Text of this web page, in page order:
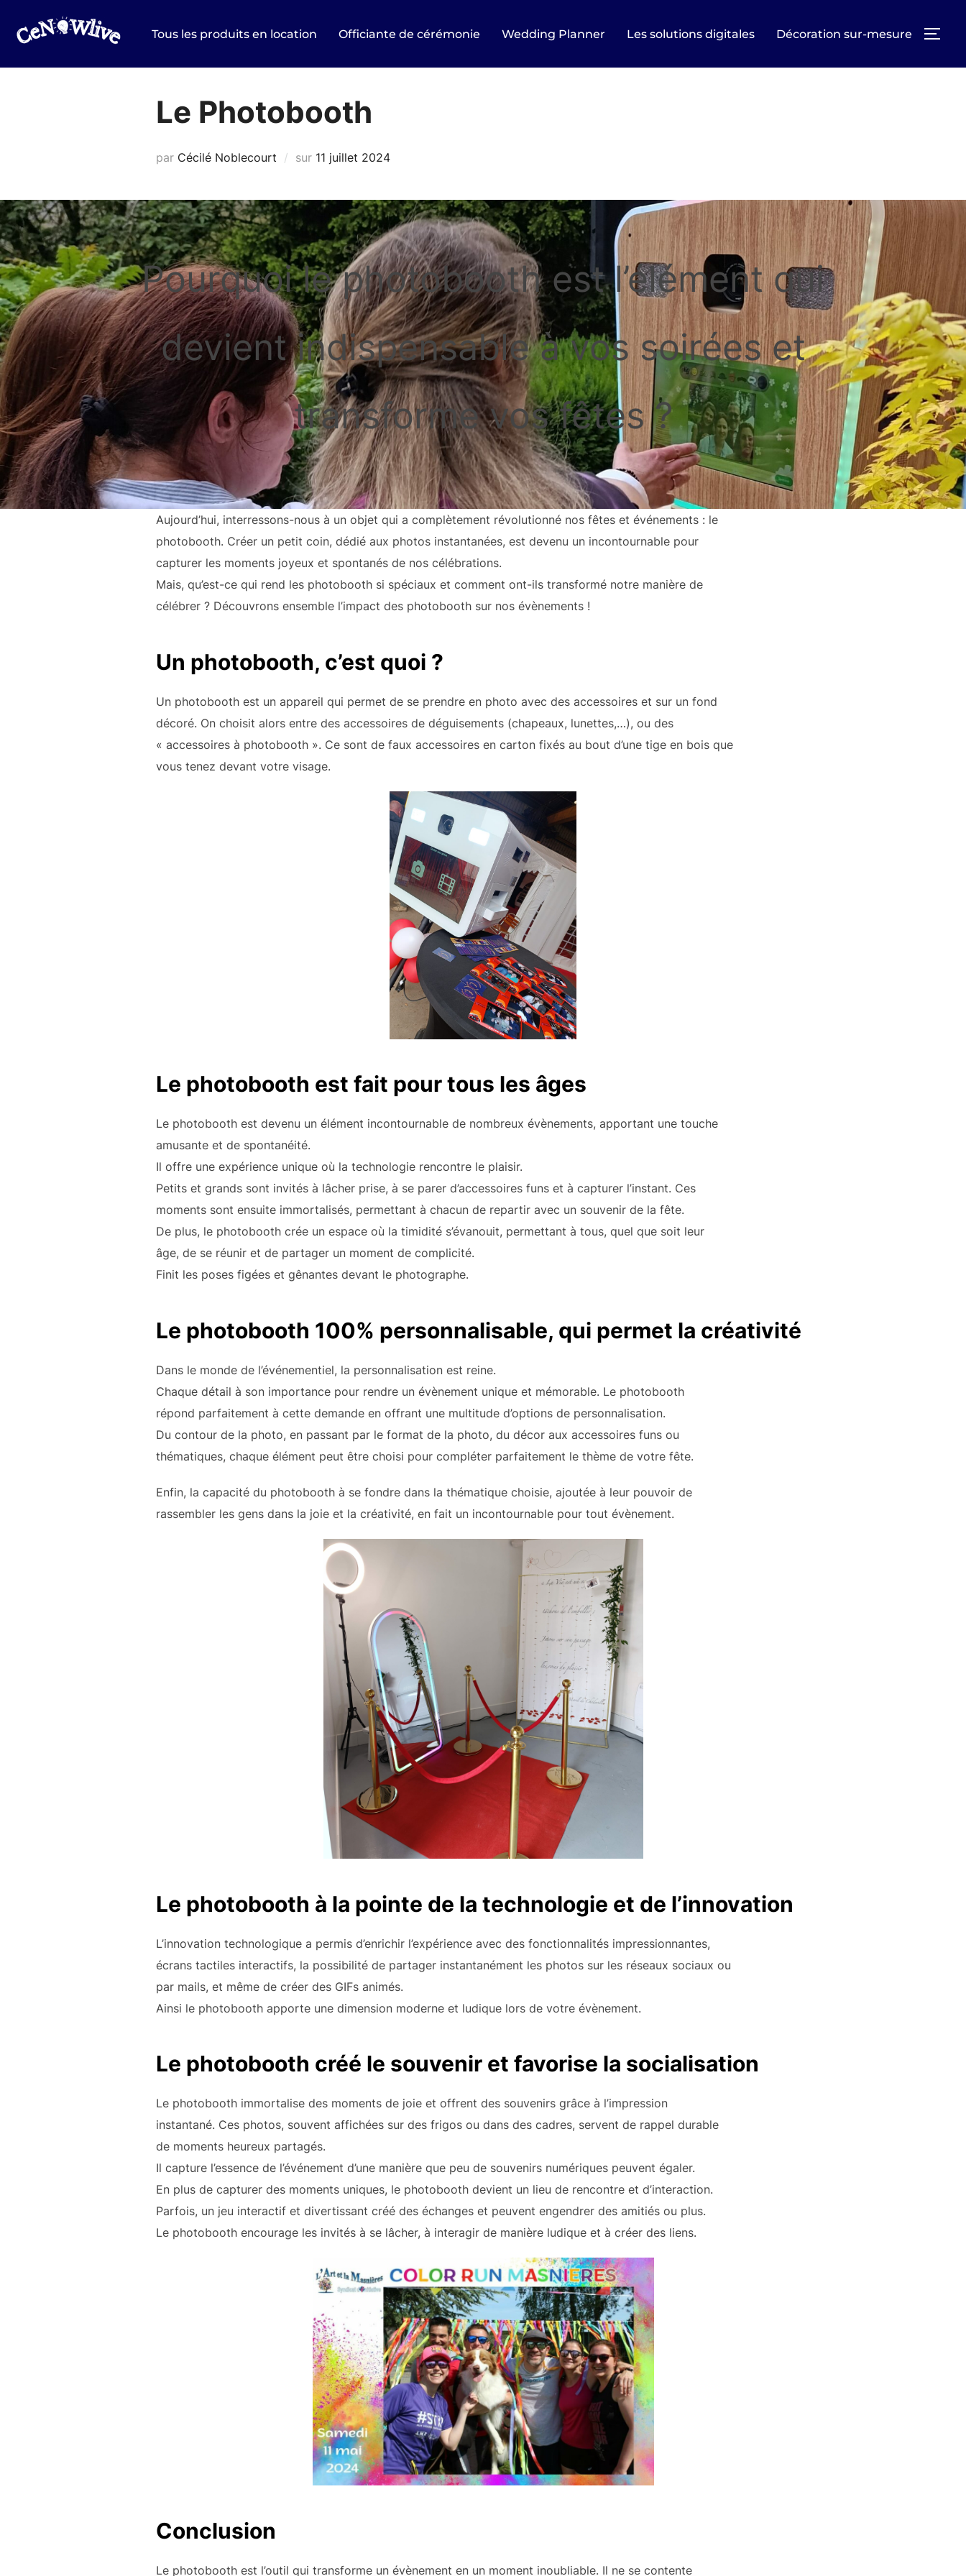
Tous les produits en location Officiante de cérémonie Wedding Planner Les solutions digitales Décoration sur-mesure
Le Photobooth
par Cécilé Noblecourt sur Publié
11 juillet 2024
Pourquoi le photobooth est l’élément qui
devient indispensable à vos soirées et
transforme vos fêtes ?
Aujourd’hui, interressons-nous à un objet qui a complètement révolutionné nos fêtes et événements : le
photobooth. Créer un petit coin, dédié aux photos instantanées, est devenu un incontournable pour
capturer les moments joyeux et spontanés de nos célébrations.
Mais, qu’est-ce qui rend les photobooth si spéciaux et comment ont-ils transformé notre manière de
célébrer ? Découvrons ensemble l’impact des photobooth sur nos évènements !
Un photobooth, c’est quoi ?
Un photobooth est un appareil qui permet de se prendre en photo avec des accessoires et sur un fond
décoré. On choisit alors entre des accessoires de déguisements (chapeaux, lunettes,…), ou des
« accessoires à photobooth ». Ce sont de faux accessoires en carton fixés au bout d’une tige en bois que
vous tenez devant votre visage.
Le photobooth est fait pour tous les âges
Le photobooth est devenu un élément incontournable de nombreux évènements, apportant une touche
amusante et de spontanéité.
Il offre une expérience unique où la technologie rencontre le plaisir.
Petits et grands sont invités à lâcher prise, à se parer d’accessoires funs et à capturer l’instant. Ces
moments sont ensuite immortalisés, permettant à chacun de repartir avec un souvenir de la fête.
De plus, le photobooth crée un espace où la timidité s’évanouit, permettant à tous, quel que soit leur
âge, de se réunir et de partager un moment de complicité.
Finit les poses figées et gênantes devant le photographe.
Le photobooth 100% personnalisable, qui permet la créativité
Dans le monde de l’événementiel, la personnalisation est reine.
Chaque détail à son importance pour rendre un évènement unique et mémorable. Le photobooth
répond parfaitement à cette demande en offrant une multitude d’options de personnalisation.
Du contour de la photo, en passant par le format de la photo, du décor aux accessoires funs ou
thématiques, chaque élément peut être choisi pour compléter parfaitement le thème de votre fête.
Enfin, la capacité du photobooth à se fondre dans la thématique choisie, ajoutée à leur pouvoir de
rassembler les gens dans la joie et la créativité, en fait un incontournable pour tout évènement.
Le photobooth à la pointe de la technologie et de l’innovation
L’innovation technologique a permis d’enrichir l’expérience avec des fonctionnalités impressionnantes,
écrans tactiles interactifs, la possibilité de partager instantanément les photos sur les réseaux sociaux ou
par mails, et même de créer des GIFs animés.
Ainsi le photobooth apporte une dimension moderne et ludique lors de votre évènement.
Le photobooth créé le souvenir et favorise la socialisation
Le photobooth immortalise des moments de joie et offrent des souvenirs grâce à l’impression
instantané. Ces photos, souvent affichées sur des frigos ou dans des cadres, servent de rappel durable
de moments heureux partagés.
Il capture l’essence de l’événement d’une manière que peu de souvenirs numériques peuvent égaler.
En plus de capturer des moments uniques, le photobooth devient un lieu de rencontre et d’interaction.
Parfois, un jeu interactif et divertissant créé des échanges et peuvent engendrer des amitiés ou plus.
Le photobooth encourage les invités à se lâcher, à interagir de manière ludique et à créer des liens.
Conclusion
Le photobooth est l’outil qui transforme un évènement en un moment inoubliable. Il ne se contente